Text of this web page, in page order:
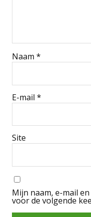
Naam *
E-mail *
Site
Mijn naam, e-mail
voor de volgende